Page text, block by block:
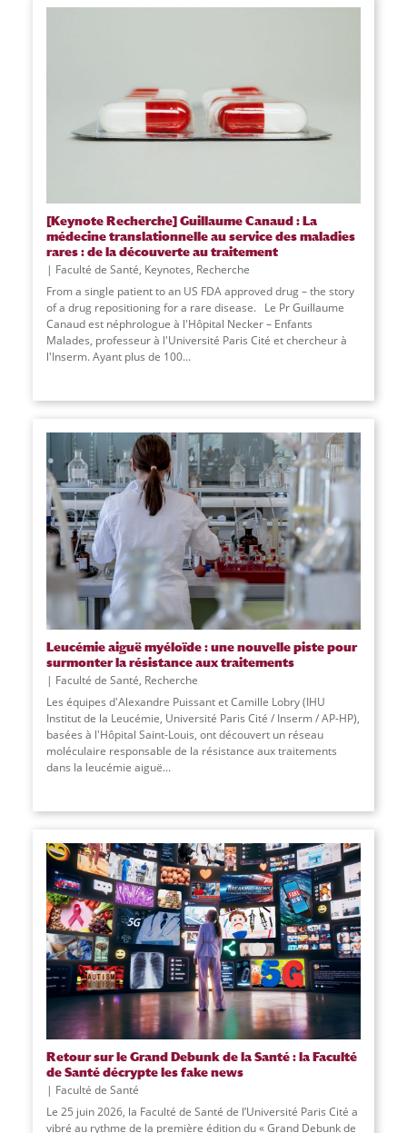
[Keynote Recherche] Guillaume Canaud : La
médecine translationnelle au service des maladies
rares : de la découverte au traitement
Faculté de Santé, Keynotes, Recherche
From a single patient to an US FDA approved drug – the story
of a drug repositioning for a rare disease. Le Pr Guillaume
Canaud est néphrologue à l'Hôpital Necker – Enfants
Malades, professeur à l'Université Paris Cité et chercheur à
l'Inserm. Ayant plus de 100...
Leucémie aiguë myéloïde : une nouvelle piste pour
surmonter la résistance aux traitements
Faculté de Santé, Recherche
Les équipes d'Alexandre Puissant et Camille Lobry (IHU
Institut de la Leucémie, Université Paris Cité / Inserm / AP-HP),
basées à l'Hôpital Saint-Louis, ont découvert un réseau
moléculaire responsable de la résistance aux traitements
dans la leucémie aiguë...
Retour sur le Grand Debunk de la Santé : la Faculté
de Santé décrypte les fake news
Faculté de Santé
Le 25 juin 2026, la Faculté de Santé de l’Université Paris Cité a
vibré au rythme de la première édition du « Grand Debunk de